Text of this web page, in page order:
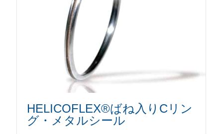
HELICOFLEX®ばね入りCリン
グ・メタルシール